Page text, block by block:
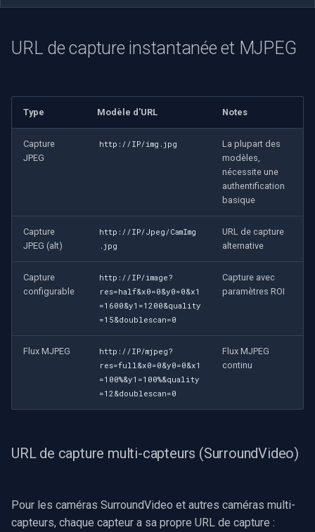
URL de capture instantanée et MJPEG
Type Modèle d'URL Notes
Capture
JPEG
http://IP/img.jpg
La plupart des
modèles,
nécessite une
authentification
basique
Capture
JPEG (alt)
http://IP/Jpeg/CamImg
.jpg
URL de capture
alternative
Capture
configurable
http://IP/image?
res=half&x0=0&y0=0&x1
=1600&y1=1200&quality
=15&doublescan=0
Capture avec
paramètres ROI
Flux MJPEG
http://IP/mjpeg?
res=full&x0=0&y0=0&x1
=100%&y1=100%&quality
=12&doublescan=0
Flux MJPEG
continu
URL de capture multi-capteurs (SurroundVideo)
Pour les caméras SurroundVideo et autres caméras multi-
capteurs, chaque capteur a sa propre URL de capture :